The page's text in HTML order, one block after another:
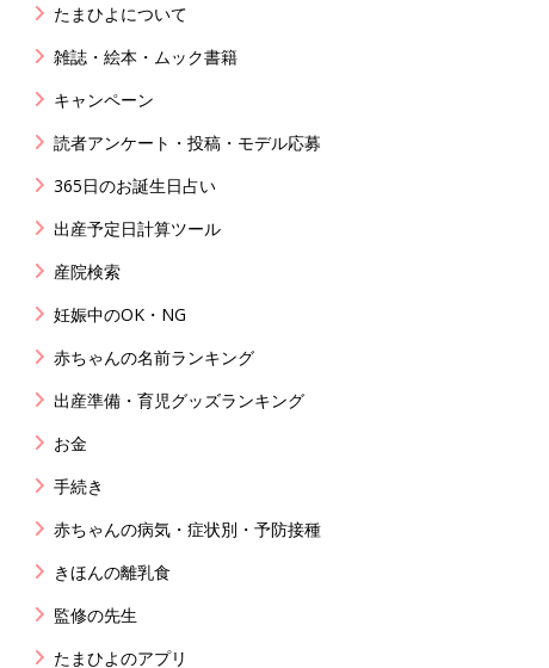
たまひよについて
雑誌・絵本・ムック書籍
キャンペーン
読者アンケート・投稿・モデル応募
365日のお誕生日占い
出産予定日計算ツール
産院検索
妊娠中のOK・NG
赤ちゃんの名前ランキング
出産準備・育児グッズランキング
お金
手続き
赤ちゃんの病気・症状別・予防接種
きほんの離乳食
監修の先生
たまひよのアプリ